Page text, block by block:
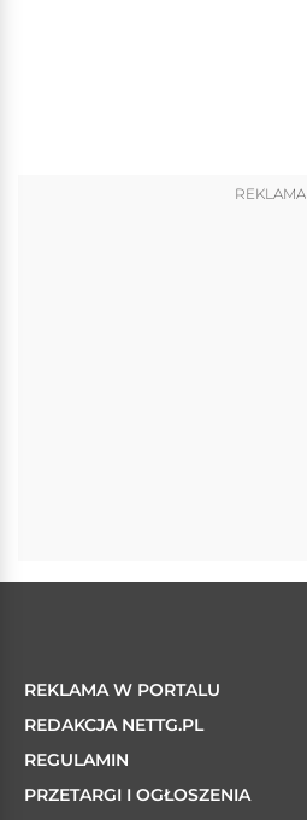
REKLAMA
REKLAMA W PORTALU
REDAKCJA NETTG.PL
REGULAMIN
PRZETARGI I OGŁOSZENIA